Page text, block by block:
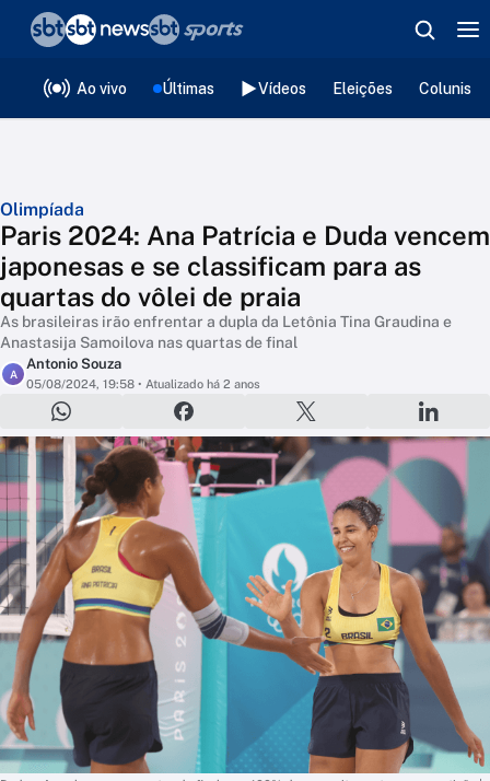
Ao vivo Últimas Vídeos Eleições
Olimpíada
Paris 2024: Ana Patrícia e Duda vencem
japonesas e se classificam para as
quartas do vôlei de praia
As brasileiras irão enfrentar a dupla da Letônia Tina Graudina e
Anastasija Samoilova nas quartas de final
A
Antonio Souza
05/08/2024, 19:58 • Atualizado há 2 anos
❮voltar
Editorias